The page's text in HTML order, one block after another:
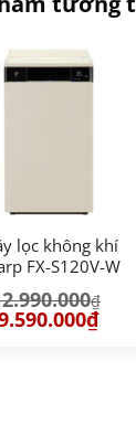
lọc không khí
FX-S120V-W
₫
gốc ₫Giá